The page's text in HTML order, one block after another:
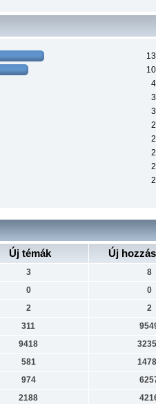
13
10
4
3
3
2
2
2
2
2
Új témák Új
3 8
0 0
2 2
311
9418
581
974
2188